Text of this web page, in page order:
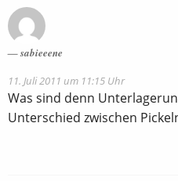
sabieeene
11. Juli 2011 um 11:15 Uhr
Was sind denn
Unterschied zwischen